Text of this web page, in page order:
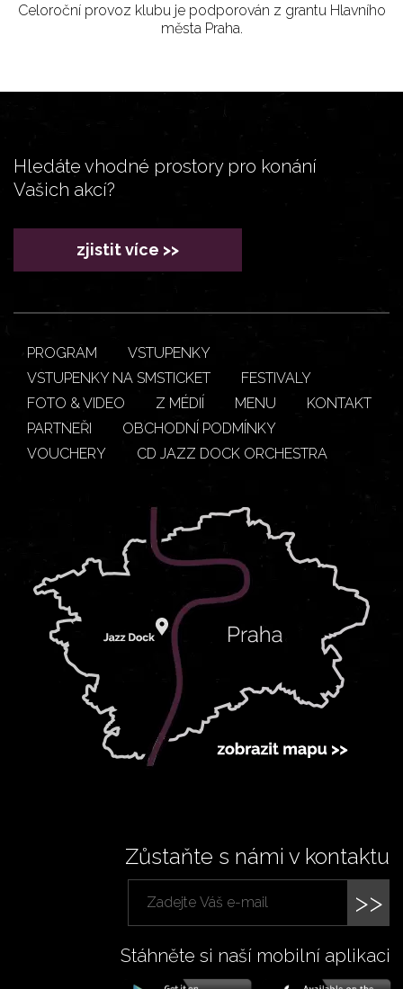
Celoroční provoz klubu je podporován z grantu Hlavního
města Praha.
Hledáte vhodné prostory pro konání
Vašich akcí?
zjistit více >>
PROGRAM
VSTUPENKY
VSTUPENKY NA SMSTICKET
FESTIVALY
FOTO & VIDEO
Z MÉDIÍ MENU
KONTAKT
PARTNEŘI
OBCHODNÍ PODMÍNKY
VOUCHERY
CD JAZZ DOCK ORCHESTRA
Zůstaňte s námi v kontaktu
>>
Stáhněte si naší mobilní aplikaci